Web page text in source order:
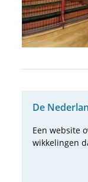
De
Een web­site
wik­ke­lin­gen